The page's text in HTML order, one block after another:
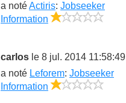
a notéActiris: Jobseeker
Information
carlos le 8 jul. 2014 11:58:49
a noté Leforem: Jobseeker
Information